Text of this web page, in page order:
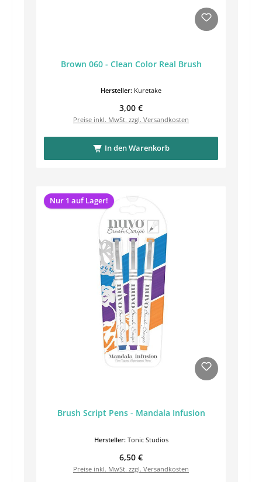
Brown 060 - Clean Color Real Brush
Hersteller: Kuretake
Regulärer Preis:
3,00 €
Preise inkl. MwSt. zzgl. Versandkosten
In den Warenkorb
Nur 1 auf Lager!
Brush Script Pens - Mandala Infusion
Hersteller: Tonic Studios
Regulärer Preis:
6,50 €
Preise inkl. MwSt. zzgl. Versandkosten